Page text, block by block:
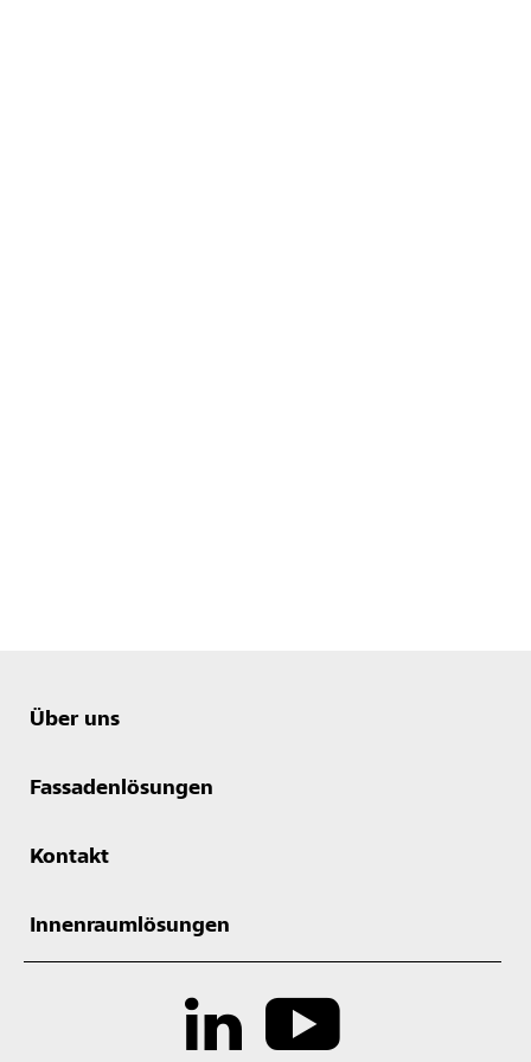
Über uns
Fassadenlösungen
Kontakt
Innenraumlösungen